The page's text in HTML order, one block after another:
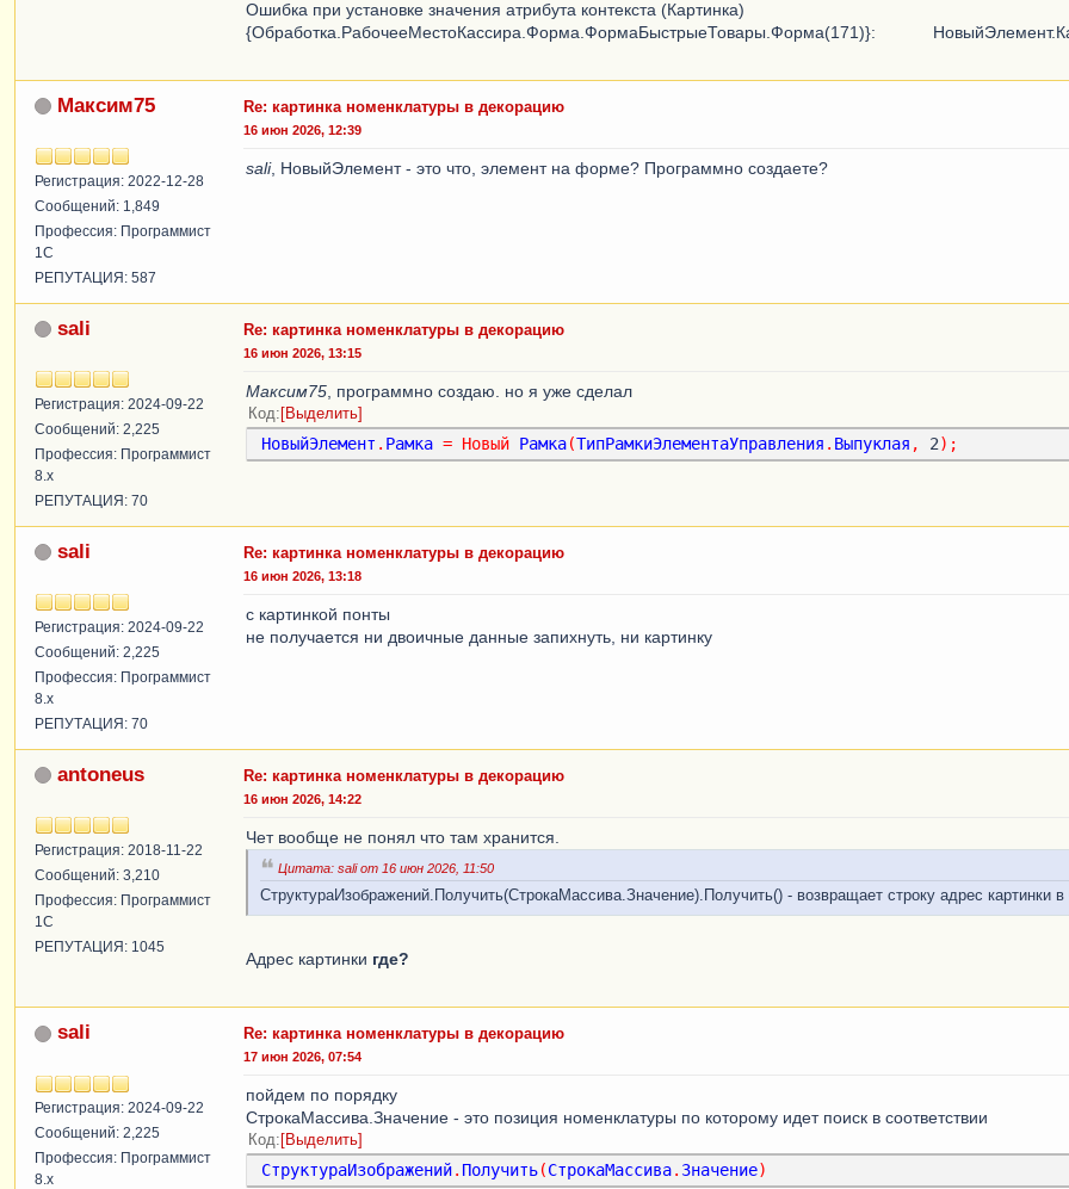
Ошибка при установке значения атрибута контекста (Картинка)
{Обработка.РабочееМестоКассира.Форма.ФормаБыстрыеТовары.Форма(171)}:
Максим75
Регистрация: 2022-12-28
Сообщений: 1,849
Профессия: Программист
1С
РЕПУТАЦИЯ: 587
Re: картинка номенклатуры в декорацию
16 июн 2026, 12:39
sali, НовыйЭлемент - это что, элемент на форме? Программно создаете?
sali
Регистрация: 2024-09-22
Сообщений: 2,225
Профессия: Программист
8.x
РЕПУТАЦИЯ: 70
Re: картинка номенклатуры в декорацию
16 июн 2026, 13:15
Максим75 , программно создаю. но я уже сделал
Код Выделить
НовыйЭлемент . Рамка = Новый Рамка(ТипРамкиЭлементаУправления . Выпуклая , 2);
sali
Регистрация: 2024-09-22
Сообщений: 2,225
Профессия: Программист
8.x
РЕПУТАЦИЯ: 70
Re: картинка номенклатуры в декорацию
16 июн 2026, 13:18
с картинкой понты
не получается ни двоичные данные запихнуть, ни картинку
antoneus
Регистрация: 2018-11-22
Сообщений: 3,210
Профессия: Программист
1С
РЕПУТАЦИЯ: 1045
Re: картинка номенклатуры в декорацию
16 июн 2026, 14:22
Чет вообще не понял что там хранится.
Цитата: sali от 16 июн 2026, 11:50
СтруктураИзображений.Получить(СтрокаМассива.Значение).Получить() - возвращает строку адрес картинки
Адрес картинки где?
sali
Регистрация: 2024-09-22
Сообщений: 2,225
Профессия: Программист
8.x
Re: картинка номенклатуры в декорацию
17 июн 2026, 07:54
пойдем по порядку
СтрокаМассива.Значение - это позиция номенклатуры по которому идет поиск в соответствии
Код Выделить
СтруктураИзображений. Получить(СтрокаМассива. Значение)